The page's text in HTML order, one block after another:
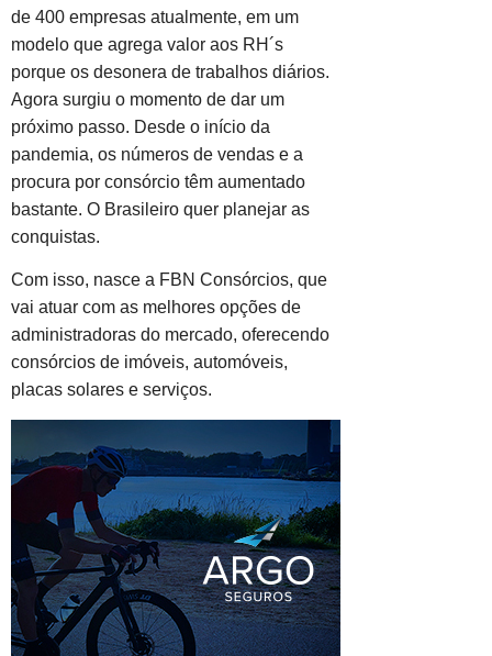
de 400 empresas atualmente, em um
modelo que agrega valor aos RH´s
porque os desonera de trabalhos diários.
Agora surgiu o momento de dar um
próximo passo. Desde o início da
pandemia, os números de vendas e a
procura por consórcio têm aumentado
bastante. O Brasileiro quer planejar as
conquistas.
Com isso, nasce a FBN Consórcios, que
vai atuar com as melhores opções de
administradoras do mercado, oferecendo
consórcios de imóveis, automóveis,
placas solares e serviços.